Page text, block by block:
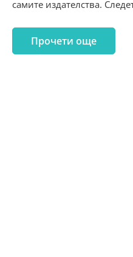
самите издателства.
Прочети още